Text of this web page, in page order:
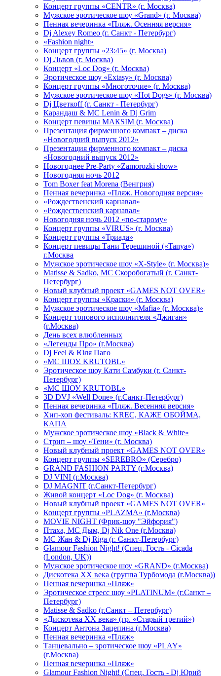
Концерт группы «CENTR» (г. Москва)
Мужское эротическое шоу «Grand» (г. Москва)
Пенная вечеринка «Пляж. Осенняя версия»
Dj Alexey Romeo (г. Санкт - Петербург)
«Fashion night»
Концерт группы «23:45» (г. Москва)
Dj Львов (г. Москва)
Концерт «Loc Dog» (г. Москва)
Эротическое шоу «Extasy» (г. Москва)
Концерт группы «Многоточие» (г. Москва)
Мужское эротическое шоу «Hot Dogs» (г. Москва)
Dj Цветкоff (г. Санкт - Петербург)
Карандаш & МС Lenin & Dj Grim
Концерт певицы МАКSIМ (г. Москва)
Презентация фирменного компакт – диска
«Новогодний выпуск 2012»
Презентация фирменного компакт – диска
«Новогодний выпуск 2012»
Новогоднее Pre-Party «Zamorozki show»
Новогодняя ночь 2012
Tom Boxer feat Morena (Венгрия)
Пенная вечеринка «Пляж. Новогодняя версия»
«Рождественский карнавал»
«Рождественский карнавал»
Новогодняя ночь 2012 «по-старому»
Концерт группы «VIRUS» (г. Москва)
Концерт группы «Триада»
Концерт певицы Тани Терешиной («Tanya»)
г.Москва
Мужское эротическое шоу «X-Style» (г. Москва)»
Matissе & Sadko, MC Скоробогатый (г. Санкт-
Петербург)
Новый клубный проект «GAMES NOT OVER»
Концерт группы «Краски» (г. Москва)
Мужское эротическое шоу «Mafia» (г. Москва)»
Концерт топового исполнителя «Джиган»
(г.Москва)
День всех влюбленных
«Легенды Про» (г.Москва)
Dj Feel & Юля Паго
«МС ШОУ. KRUTOBL»
Эротическое шоу Кати Самбуки (г. Санкт-
Петербург)
«МС ШОУ. KRUTOBL»
3D DVJ «Well Done» (г.Санкт-Петербург)
Пенная вечеринка «Пляж. Весенняя версия»
Хип-хоп фестиваль: KREC, КАЖЕ ОБОЙМА,
КАПА
Мужское эротическое шоу «Black & White»
Стрип – шоу «Тени» (г. Москва)
Новый клубный проект «GAMES NOT OVER»
Концерт группы «SEREBRO» (Серебро)
GRAND FASHION PARTY (г.Москва)
DJ VINI (г.Москва)
DJ MAGNIT (г.Санкт-Петербург)
Живой концерт «Loc Dog» (г. Москва)
Новый клубный проект «GAMES NOT OVER»
Концерт группы «PLAZMA» (г.Москва)
MOVIE NIGHT (Фрик-шоу "Эйфория")
Птаха, МС Дым, Dj Nik One (г.Москва)
МС Жан & Dj Riga (г. Санкт-Петербург)
Glamour Fashion Night! (Спец. Гость - Cicada
(London, UK))
Мужское эротическое шоу «GRAND» (г.Москва)
Дискотека XX века (группа Турбомода (г.Москва))
Пенная вечеринка «Пляж»
Эротическое стресс шоу «PLATINUM» (г.Санкт –
Петербург)
Matisse & Sadko (г.Санкт – Петербург)
«Дискотека ХХ века» (гр. «Старый третий»)
Концерт Антона Зацепина (г.Москва)
Пенная вечеринка «Пляж»
Танцевально – эротическое шоу «PLAY»
(г.Москва)
Пенная вечеринка «Пляж»
Glamour Fashion Night! (Спец. Гость - Dj Юрий